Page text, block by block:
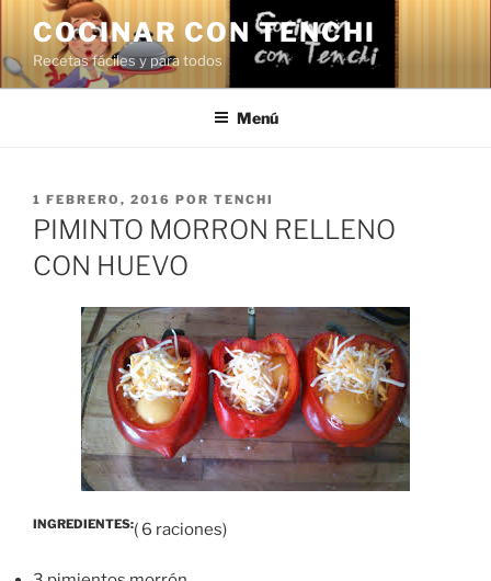
Saltar
contenido
COCINAR CON TENCHI
Recetas fáciles y para todos
Menú
PUBLICADO
EL
1 FEBRERO, 2016 POR TENCHI
PIMINTO MORRON RELLENO
CON HUEVO
INGREDIENTES:( 6 raciones)